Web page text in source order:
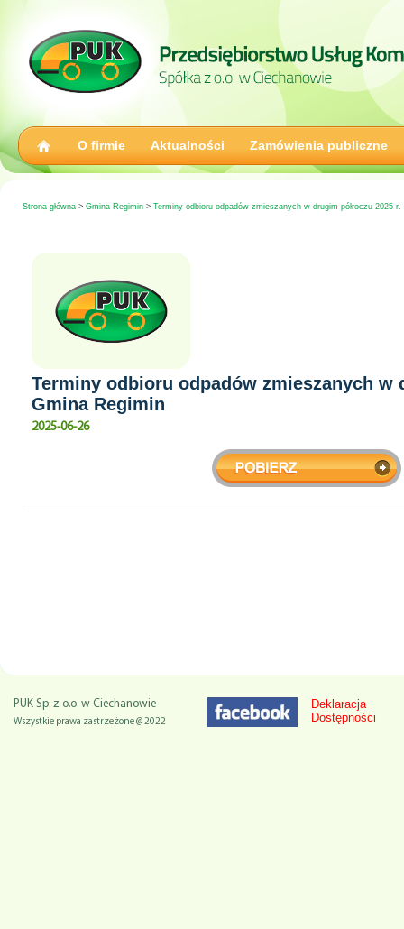
O firmie Aktualności Zamówienia publiczne
Strona główna> Gmina Regimin> Terminy odbioru odpadów zmieszanych w drugim półroczu 2025 r.
Terminy odbioru odpadów zmieszanych w
Gmina Regimin
2025-06-26
PUK Sp. z o.o. w Ciechanowie
Wszystkie prawa zastrzeżone @ 2022
Deklaracja
Dostępności